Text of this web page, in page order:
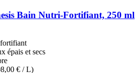
Bain Nutri-​Fortifiant, 250 ml
épais et secs
€ / L)